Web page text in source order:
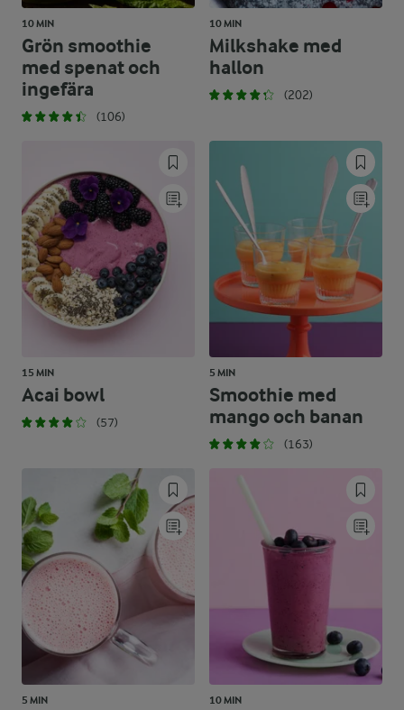
10 MIN
Grön smoothie
med spenat och
ingefära
(106)
10 MIN
Milkshake med
hallon
(202)
15 MIN
Acai bowl
(57)
5 MIN
Smoothie med
mango och banan
(163)
5 MIN 10 MIN